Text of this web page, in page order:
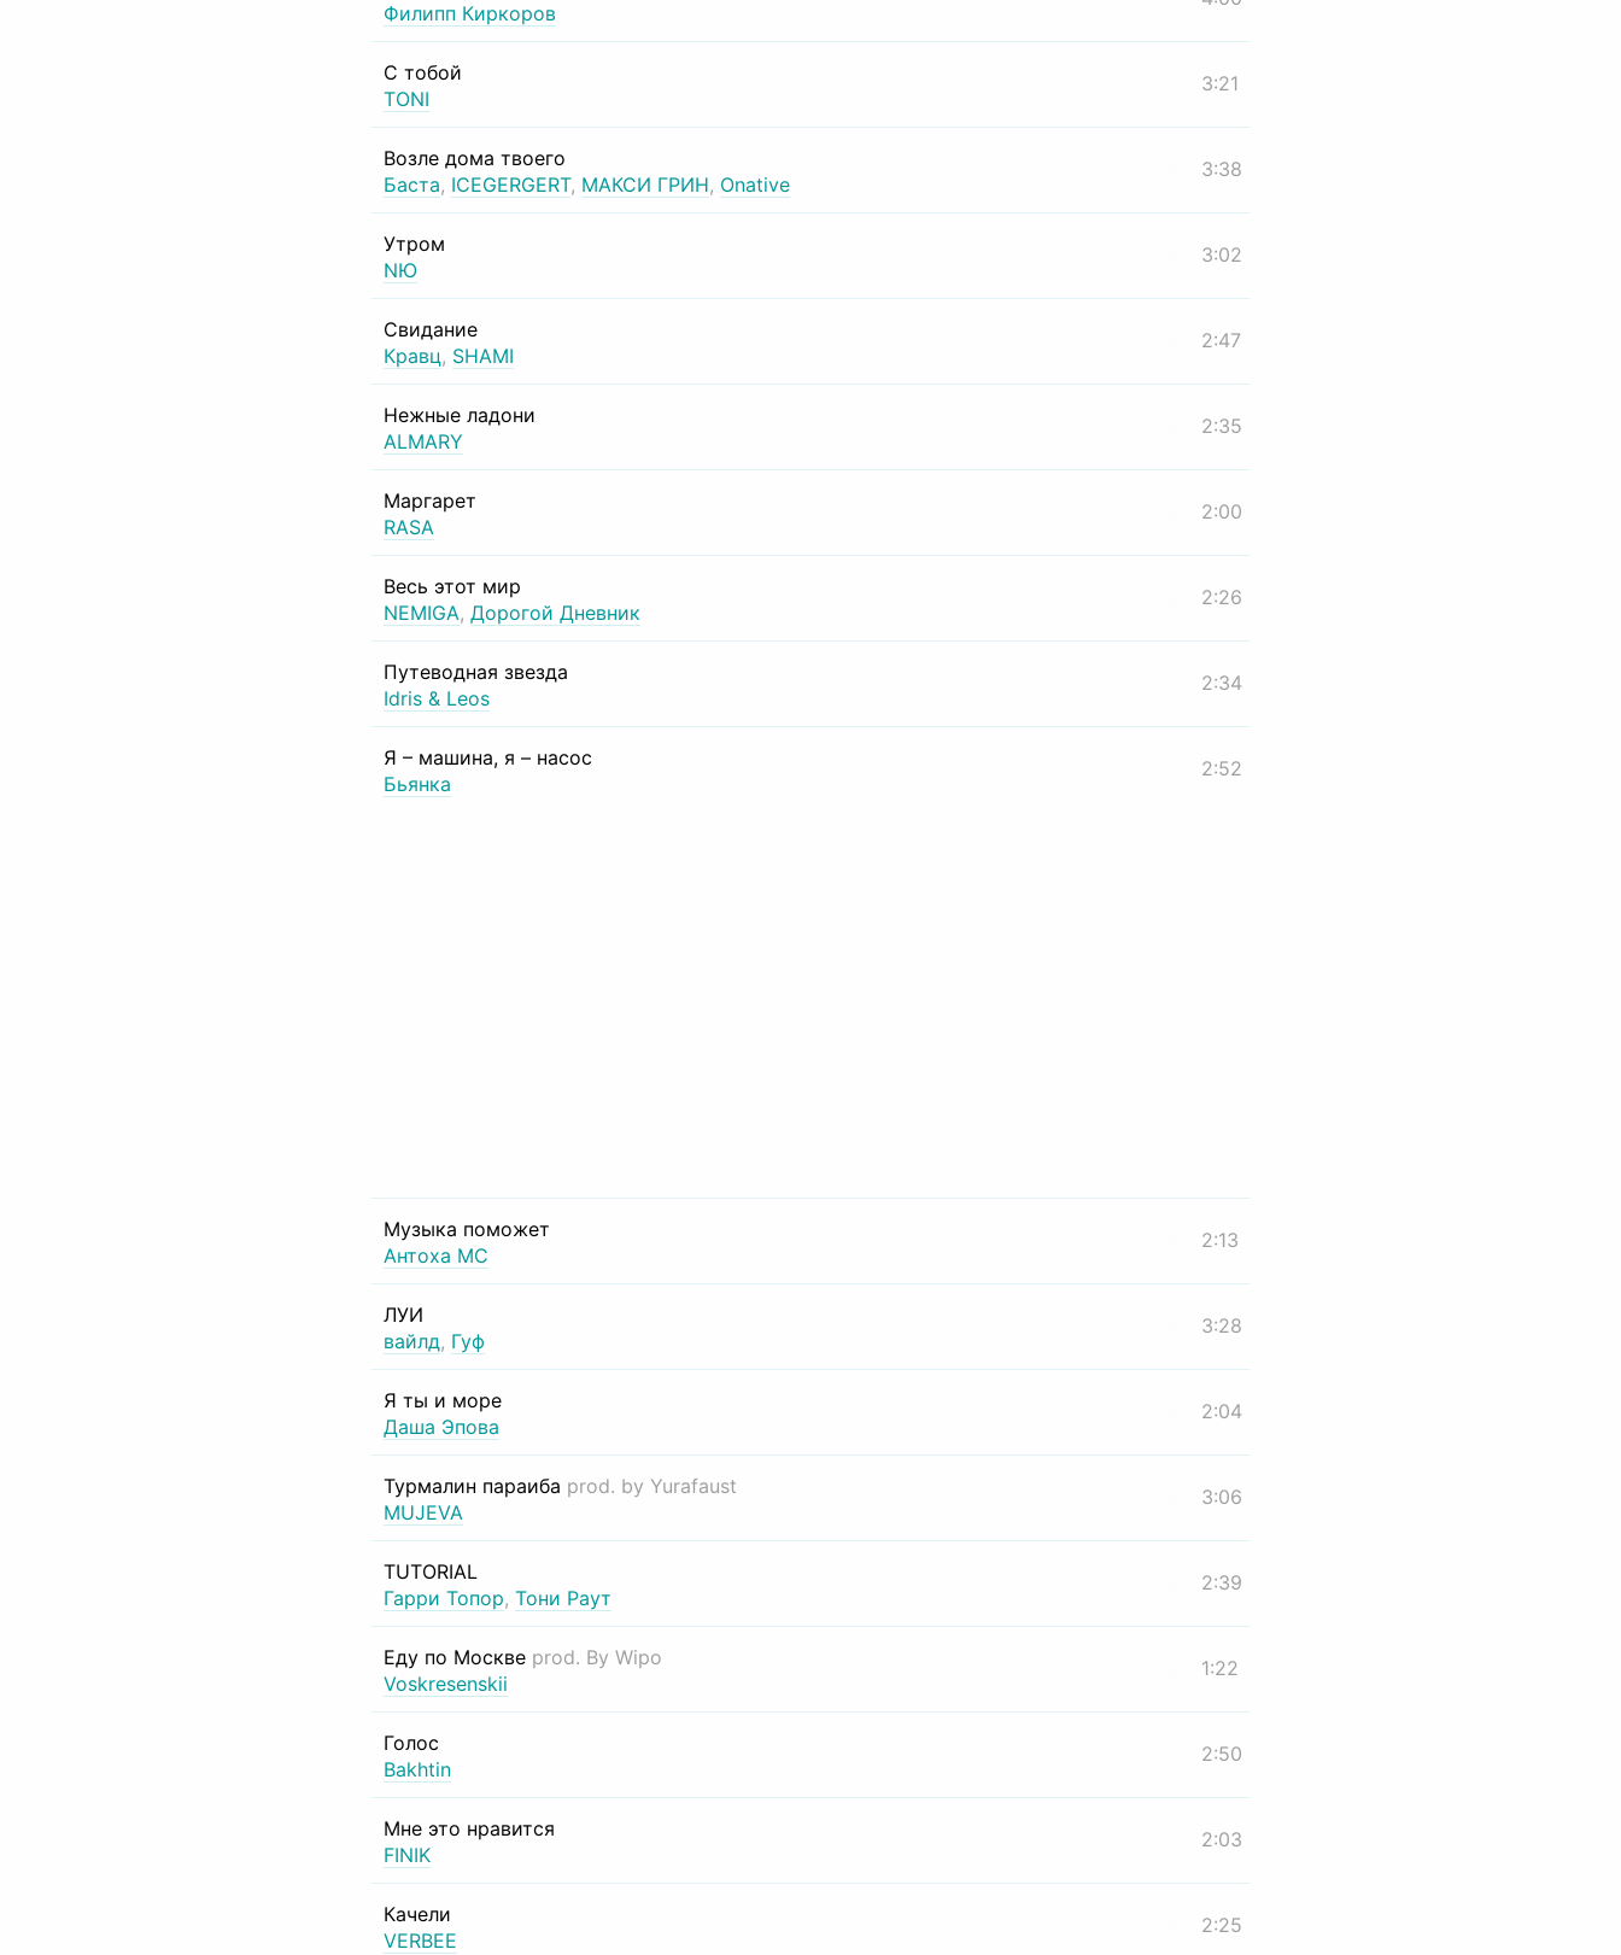
Филипп Киркоров
С тобой
TONI
3:21
Возле дома твоего
Баста, ICEGERGERT, МАКСИ ГРИН, Onative
3:38
Утром
NЮ
3:02
Свидание
Кравц, SHAMI
2:47
Нежные ладони
ALMARY
2:35
Маргарет
RASA
2:00
Весь этот мир
NEMIGA, Дорогой Дневник
2:26
Путеводная звезда
Idris & Leos
2:34
Я – машина, я – насос
Бьянка
2:52
Музыка поможет
Антоха МС
2:13
ЛУИ
вайлд, Гуф
3:28
Я ты и море
Даша Эпова
2:04
Турмалин параиба prod. by Yurafaust
MUJEVA
3:06
TUTORIAL
Гарри Топор, Тони Раут
2:39
Еду по Москве prod. By Wipo
Voskresenskii
1:22
Голос
Bakhtin
2:50
Мне это нравится
FINIK
2:03
Качели
VERBEE
2:25